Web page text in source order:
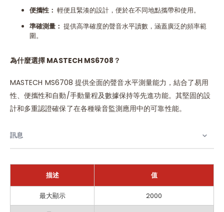
便攜性： 輕便且緊湊的設計，便於在不同地點攜帶和使用。
準確測量： 提供高準確度的聲音水平讀數，涵蓋廣泛的頻率範
圍。
為什麼選擇 MASTECH MS6708？
MASTECH MS6708 提供全面的聲音水平測量能力，結合了易用
性、便攜性和自動/手動量程及數據保持等先進功能。其堅固的設
計和多重認證確保了在各種噪音監測應用中的可靠性能。
訊息
描述 值
最大顯示
2000